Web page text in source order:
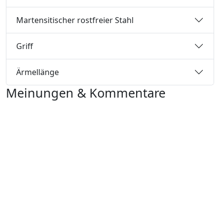
Martensitischer rostfreier Stahl
Griff
Ärmellänge
Meinungen & Kommentare